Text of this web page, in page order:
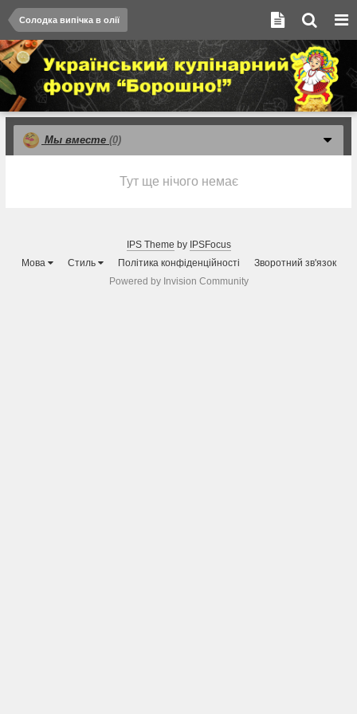
Солодка випічка в олії
Мы вместе (0)
Тут ще нічого немає
IPS Theme by IPSFocus
Мова
Стиль Політика конфіденційності
Зворотний зв'язок
Powered by Invision Community